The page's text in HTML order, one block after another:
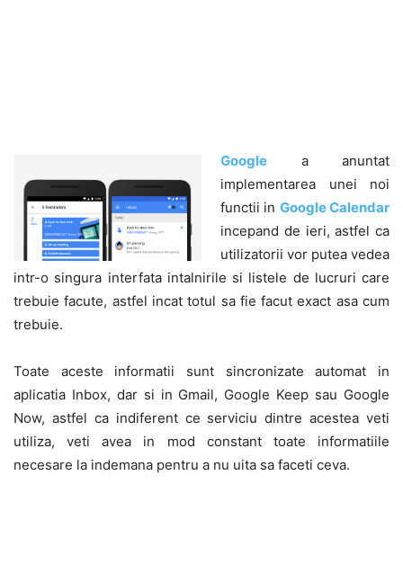
Google a anuntat
implementarea unei noi
functii in Google Calendar
incepand de ieri, astfel ca
utilizatorii vor putea vedea
intr-o singura interfata intalnirile si listele de lucruri care
trebuie facute, astfel incat totul sa fie facut exact asa cum
trebuie.
Toate aceste informatii sunt sincronizate automat in
aplicatia Inbox, dar si in Gmail, Google Keep sau Google
Now, astfel ca indiferent ce serviciu dintre acestea veti
utiliza, veti avea in mod constant toate informatiile
necesare la indemana pentru a nu uita sa faceti ceva.